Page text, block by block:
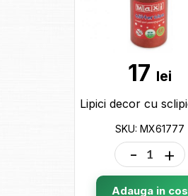
17 lei
SKU: MX61777
- +
Adauga in cos